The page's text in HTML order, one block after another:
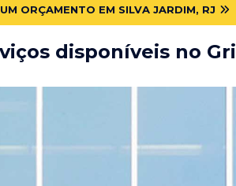
ORÇAMENTO EM SILVA JARDIM, RJ
disponíveis no